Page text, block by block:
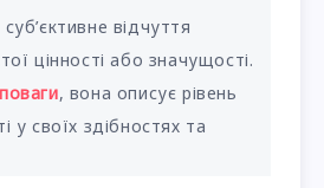
відчуття
цінності або значущості.
, вона описує рівень
у своїх здібностях та